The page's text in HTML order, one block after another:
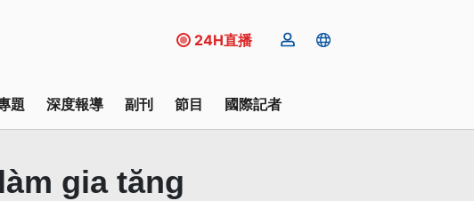
24H直播
題 深度報導 副刊 節目 國際記者
gia tăng